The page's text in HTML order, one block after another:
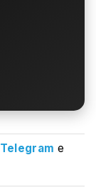
Telegram e